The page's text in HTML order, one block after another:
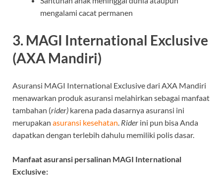
mengalami cacat permanen
3. MAGI International Exclusive
(AXA Mandiri)
Asuransi MAGI International Exclusive dari AXA Mandiri
menawarkan produk asuransi melahirkan sebagai manfaat
tambahan (rider) karena pada dasarnya asuransi ini
merupakan asuransi kesehatan. Rider ini pun bisa Anda
dapatkan dengan terlebih dahulu memiliki polis dasar.
Manfaat asuransi persalinan MAGI International
Exclusive: